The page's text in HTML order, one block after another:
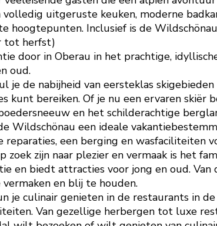
volledig uitgeruste keuken, moderne
hoogtepunten. Inclusief is de
tot herfst)
door in Oberau in het prachtige,
oud.
je de nabijheid van eersteklas
kunt bereiken. Of je nu een ervaren
en het schilderachtige
Wildschönau een ideale
reparaties, een berging en
zoek zijn naar plezier en vermaak is
en biedt attracties voor jong en oud.
en blij te houden.
je culinair genieten in de restaurants in
Van gezellige herbergen tot luxe